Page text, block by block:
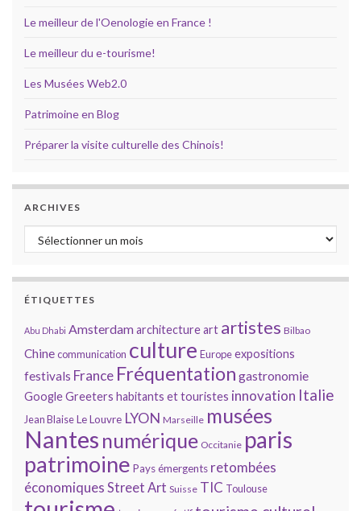
Le meilleur de l'Oenologie en France !
Le meilleur du e-tourisme!
Les Musées Web2.0
Patrimoine en Blog
Préparer la visite culturelle des Chinois!
ARCHIVES
Archives
ÉTIQUETTES
Abu Dhabi Amsterdamarchitectureart artistes Bilbao
Chinecommunication culture Europeexpositions
festivals France Fréquentation gastronomie
GoogleGreeters habitants et touristes innovation Italie
Jean BlaiseLe Louvre LYON Marseille musées
Nantes numérique Occitanie paris
patrimoine Pays émergents retombées
économiques Street Art Suisse TIC Toulouse